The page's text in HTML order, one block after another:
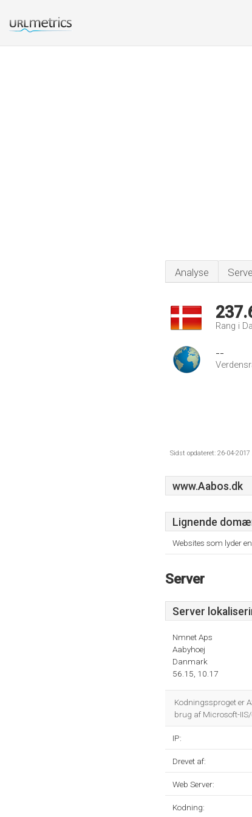
Analyse
Rang i
--
Sidst opdateret: 26-04-
www.Aabos.dk
Lignende
Websites som lyder
Server
Server
Nmnet Aps
Aabyhoej
Danmark
56.15, 10.17
Kodningssproget er
brug af Microsoft-IIS/
IP:
Drevet af:
Web Server:
Kodning: